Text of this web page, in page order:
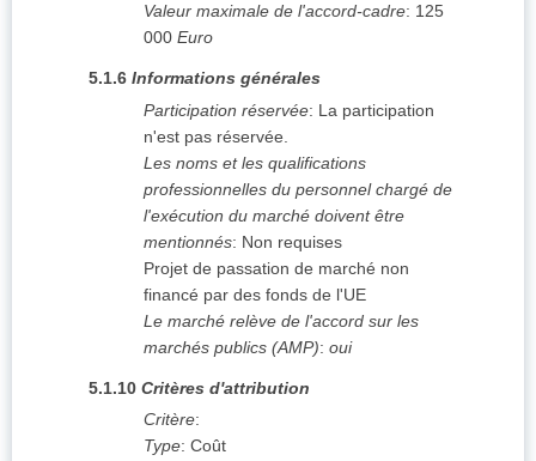
Valeur maximale de l'accord-cadre: 125
000 Euro
5.1.6 Informations générales
Participation réservée: La participation
n'est pas réservée.
Les noms et les qualifications
professionnelles du personnel chargé de
l'exécution du marché doivent être
mentionnés: Non requises
Projet de passation de marché non
financé par des fonds de l'UE
Le marché relève de l'accord sur les
marchés publics (AMP): oui
5.1.10 Critères d'attribution
Critère:
Type: Coût